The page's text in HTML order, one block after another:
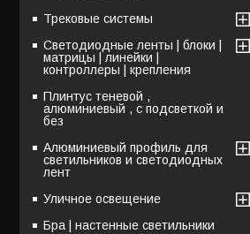
Трековые системы
Светодиодные ленты | блоки |
матрицы | линейки |
контроллеры | крепления
Плинтус теневой ,
алюминиевый , с подсветкой и
без
Алюминиевый профиль для
светильников и светодиодных
лент
Уличное освещение
Бра | настенные светильники